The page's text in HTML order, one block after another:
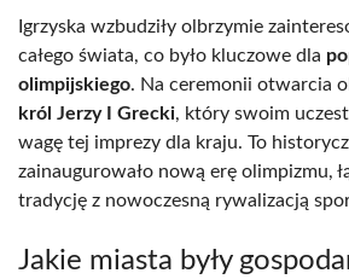
Igrzyska wzbudziły olbrzymie
całego świata, co było kluczowe dla
olimpijskiego. Na ceremonii otwarcia
król Jerzy I Grecki, który swoim
wagę tej imprezy dla kraju. To
zainaugurowało nową erę olimpizmu,
tradycję z nowoczesną rywalizacją
Jakie miasta były